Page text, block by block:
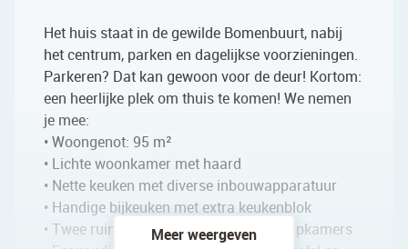
Het huis staat in de gewilde Bomenbuurt, nabij
het centrum, parken en dagelijkse voorzieningen.
Parkeren? Dat kan gewoon voor de deur! Kortom:
een heerlijke plek om thuis te komen! We nemen
je mee:
• Woongenot: 95 m²
• Lichte woonkamer met haard
• Nette keuken met diverse inbouwapparatuur
• Handige bijkeuken met extra keukenblok
• Twee ruime en keurig afgewerkte slaapkamers
Meer weergeven